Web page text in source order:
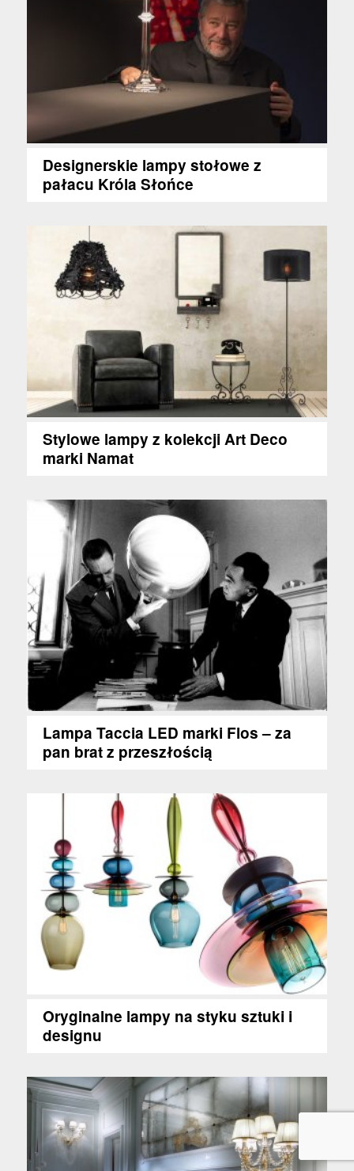
Designerskie lampy stołowe z
pałacu Króla Słońce
Stylowe lampy z kolekcji Art Deco
marki Namat
Lampa Taccia LED marki Flos – za
pan brat z przeszłością
Oryginalne lampy na styku sztuki i
designu